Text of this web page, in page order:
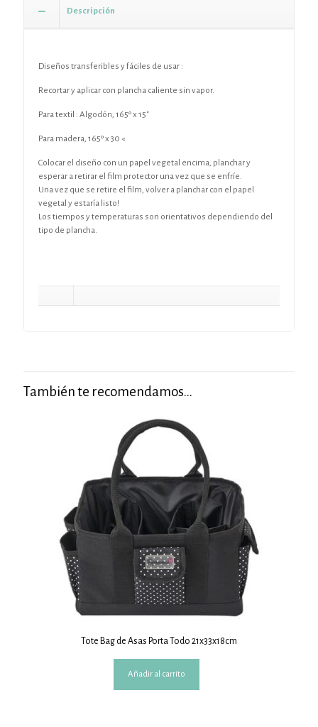
Descripción
Diseños transferibles y fáciles de usar :
Recortar y aplicar con plancha caliente sin vapor.
Para textil : Algodón, 165º x 15″
Para madera, 165º x 30 «
Colocar el diseño con un papel vegetal encima, planchar y
esperar a retirar el film protector una vez que se enfríe.
Una vez que se retire el film, volver a planchar con el papel
vegetal y estaría listo!
Los tiempos y temperaturas son orientativos dependiendo del
tipo de plancha.
También te recomendamos…
Tote Bag de Asas Porta Todo 21x33x18cm
Añadir al carrito